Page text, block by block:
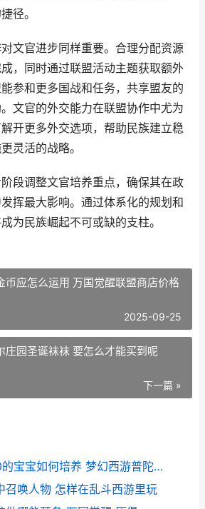
径。
文官进步同样重要。合理分配资源
，同时通过联盟活动主题获取额外
参和更多国战和任务，共享盟友的
文官的外交能力在联盟协作中尤为
开更多外交选项，帮助民族建立稳
灵活的战略。
段调整文官培养重点，确保其在政
挥最大影响。通过体系化的规划和
为民族崛起不可或缺的支柱。
币应怎么运用 万国觉醒联盟商店价格
2025-09-25
庄园圣诞袜袜 要怎么才能买到呢
下一篇 »
梦幻西游普陀120的宝宝如何培养 梦幻西游普陀129厉害吗
召唤人物 怎样在乱斗西游里玩